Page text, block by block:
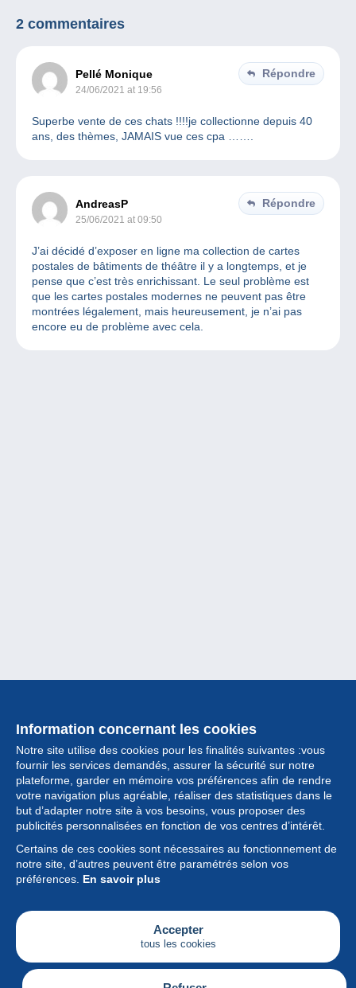
2 commentaires
Pellé Monique
24/06/2021 at 19:56
Répondre
Superbe vente de ces chats !!!!je collectionne depuis 40
ans, des thèmes, JAMAIS vue ces cpa …….
AndreasP
25/06/2021 at 09:50
Répondre
J’ai décidé d’exposer en ligne ma collection de cartes
postales de bâtiments de théâtre il y a longtemps, et je
pense que c’est très enrichissant. Le seul problème est
que les cartes postales modernes ne peuvent pas être
montrées légalement, mais heureusement, je n’ai pas
encore eu de problème avec cela.
Information concernant les cookies
Notre site utilise des cookies pour les finalités suivantes :vous
fournir les services demandés, assurer la sécurité sur notre
plateforme, garder en mémoire vos préférences afin de rendre
votre navigation plus agréable, réaliser des statistiques dans le
but d’adapter notre site à vos besoins, vous proposer des
publicités personnalisées en fonction de vos centres d’intérêt.
Certains de ces cookies sont nécessaires au fonctionnement de
notre site, d’autres peuvent être paramétrés selon vos
préférences. En savoir plus
Accepter
tous les cookies
Collection
Actualités
Fonctionnalités
Société
Services